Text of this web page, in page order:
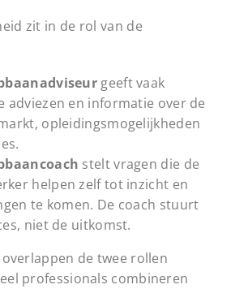
zit in de rol van de
geeft vaak
adviezen en informatie over de
opleidingsmogelijkheden
stelt vragen die de
helpen zelf tot inzicht en
te komen. De coach stuurt
niet de uitkomst.
de twee rollen
professionals combineren